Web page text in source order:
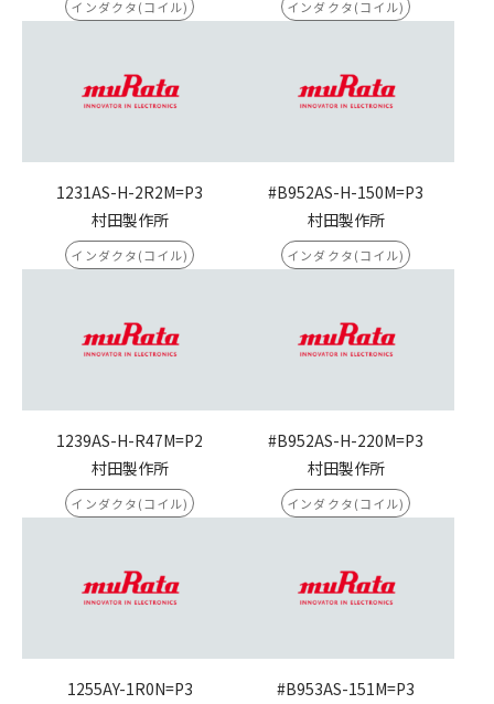
インダクタ(コイル) インダクタ(コイル)
1231AS-H-2R2M=P3
村田製作所
インダクタ(コイル)
#B952AS-H-150M=P3
村田製作所
インダクタ(コイル)
1239AS-H-R47M=P2
村田製作所
インダクタ(コイル)
#B952AS-H-220M=P3
村田製作所
インダクタ(コイル)
1255AY-1R0N=P3
#B953AS-151M=P3